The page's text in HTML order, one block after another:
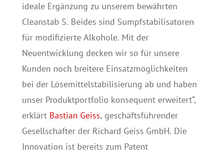
ideale Ergänzung zu unserem bewährten
Cleanstab S. Beides sind Sumpfstabilisatoren
für modifizierte Alkohole. Mit der
Neuentwicklung decken wir so für unsere
Kunden noch breitere Einsatzmöglichkeiten
bei der Lösemittelstabilisierung ab und haben
unser Produktportfolio konsequent erweitert“,
erklärt Bastian Geiss, geschäftsführender
Gesellschafter der Richard Geiss GmbH. Die
Innovation ist bereits zum Patent